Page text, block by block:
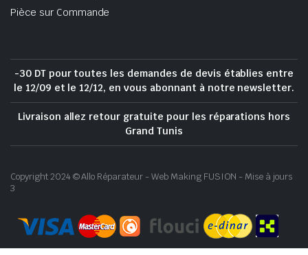
Pièce sur Commande
-30 DT pour toutes les demandes de devis établies entre
le 12/09 et le 12/12, en vous abonnant à notre newsletter.
Livraison allez retour gratuite pour les réparations hors
Grand Tunis
Copyright 2024 © Allo Réparateur - Web Making FUSION - Mise à jours
3